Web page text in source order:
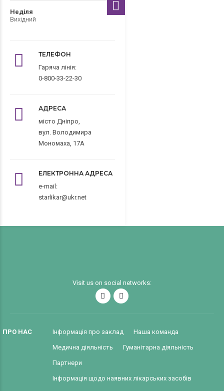
Неділя
Вихідний
ТЕЛЕФОН
Гаряча лінія:
0-800-33-22-30
АДРЕСА
місто Дніпро,
вул. Володимира
Мономаха, 17А
ЕЛЕКТРОННА АДРЕСА
e-mail:
starlikar@ukr.net
Visit us on social networks:
ПРО НАС Інформація про заклад Наша команда
Медична діяльність Гуманітарна діяльність
Партнери
Інформація щодо наявних лікарських засобів